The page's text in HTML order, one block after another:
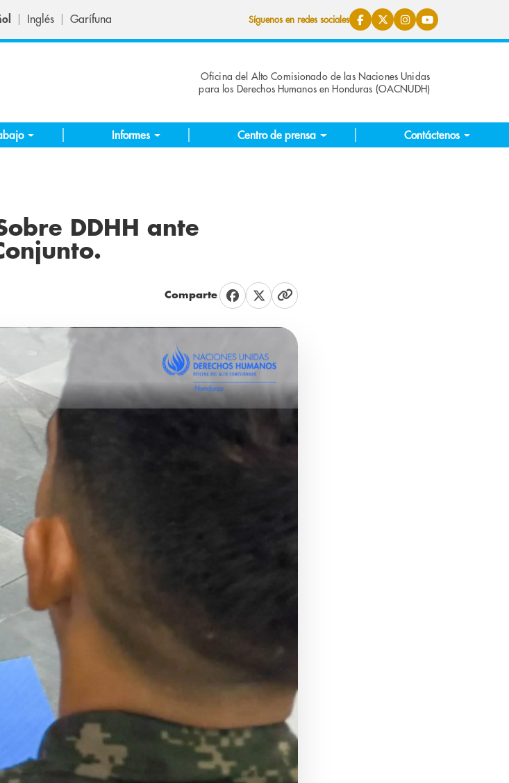
Inglés Garífuna Síguenos en redes sociales
Oficina del Alto Comisionado de las Naciones Unidas
para los Derechos Humanos en Honduras (OACNUDH)
Informes Centro de prensa Contáctenos
DDHH ante
Comparte